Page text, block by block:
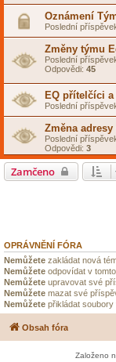
Oznámení
Poslední
Změny týmu
Poslední
Odpovědi: 45
EQ přítelčíci a
Poslední
Změna adresy
Poslední
Odpovědi: 3
Zamčeno
OPRÁVNĚNÍ FÓRA
Nemůžete zakládat nová
Nemůžete odpovídat v
Nemůžete upravovat své
Nemůžete mazat své
Nemůžete přikládat soubory
Obsah fóra
Založeno